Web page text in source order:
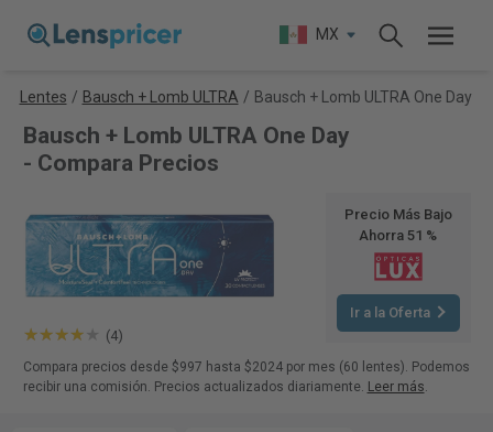
MX
Lentes / Bausch + Lomb ULTRA / Bausch + Lomb ULTRA One Day
Bausch + Lomb ULTRA One Day
- Compara Precios
(4)
Precio Más Bajo
Ahorra 51 %
Ir a la Oferta
Compara precios desde $997 hasta $2024 por mes (60 lentes). Podemos
recibir una comisión. Precios actualizados diariamente. Leer más.